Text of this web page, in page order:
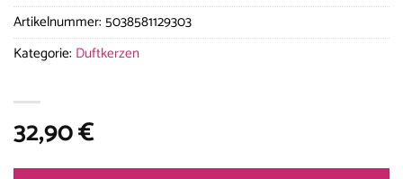
32,90€
Artikelnummer: 5038581129303
Kategorie: Duftkerzen